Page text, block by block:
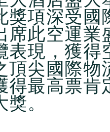
獎項深受國
席此空運業
表現，獲
頂尖國際物
得最高票肯
。